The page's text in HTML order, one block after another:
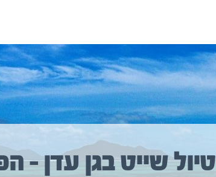
טיול שייט בגן עדן –